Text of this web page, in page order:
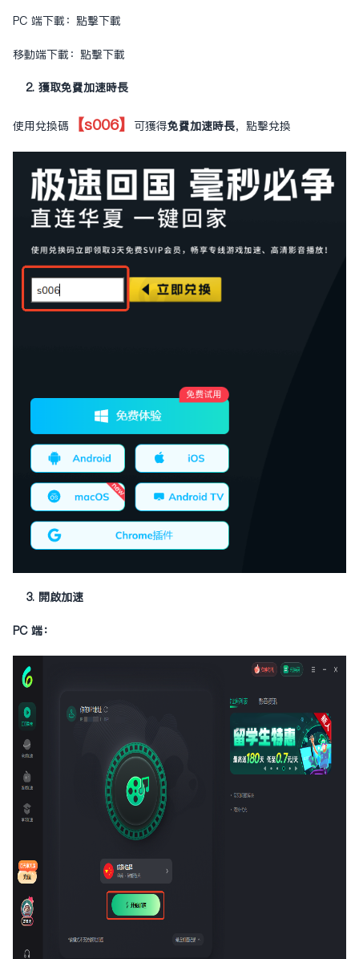
PC 端下載： 點擊下載
移動端下載： 點擊下載
2. 獲取免費加速時長
使用兌換碼 【s006】 可獲得免費加速時長， 點擊兌換
3. 開啟加速
PC 端：